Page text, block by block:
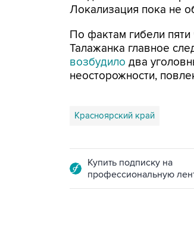
Локализация пока не
По фактам гибели
Талажанка главное
возбудило два
неосторожности,
Красноярский край
Купить подписку на
профессиональную